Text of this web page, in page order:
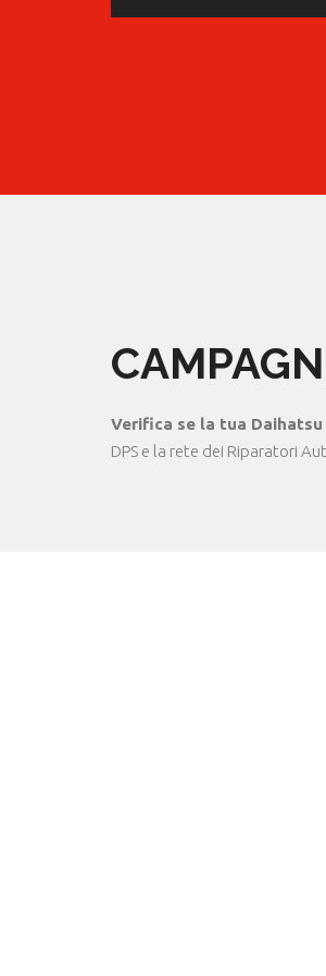
Verifica se la tua
DPS e la rete dei Riparatori